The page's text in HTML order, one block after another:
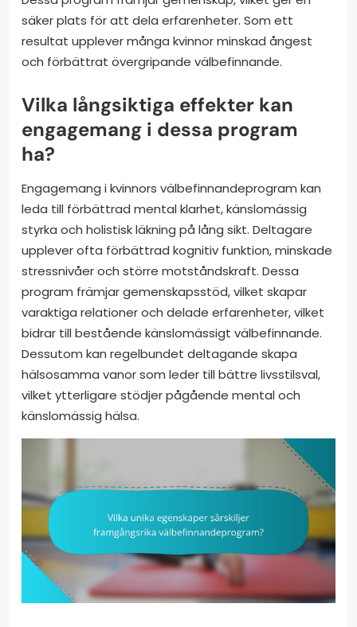
säker plats för att dela erfarenheter. Som ett
resultat upplever många kvinnor minskad ångest
och förbättrat övergripande välbefinnande.
Vilka långsiktiga effekter kan
engagemang i dessa program
ha?
Engagemang i kvinnors välbefinnandeprogram kan
leda till förbättrad mental klarhet, känslomässig
styrka och holistisk läkning på lång sikt. Deltagare
upplever ofta förbättrad kognitiv funktion, minskade
stressnivåer och större motståndskraft. Dessa
program främjar gemenskapsstöd, vilket skapar
varaktiga relationer och delade erfarenheter, vilket
bidrar till bestående känslomässigt välbefinnande.
Dessutom kan regelbundet deltagande skapa
hälsosamma vanor som leder till bättre livsstilsval,
vilket ytterligare stödjer pågående mental och
känslomässig hälsa.